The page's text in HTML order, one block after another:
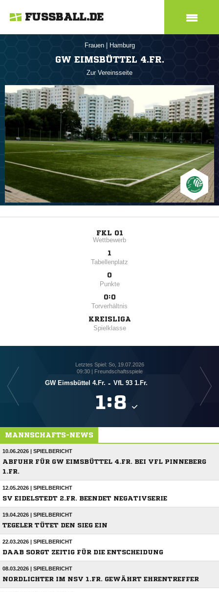
FUSSBALL.DE
Frauen Hamburg
GW EIMSBÜTTEL 4.FR.
Zur Vereinsseite
FKL 01
Wettbewerb
1
Tabellenplatz
0
Punkte
0:0
Torverhältnis
KREISLIGA
Spielklasse
Letztes Spiel: So, 19.07.2026
09:30 | Freundschaftsspiele
GW Eimsbüttel 4.Fr. - VfL 93 1.Fr.
:
MANNSCHAFTS-NEWS
10.06.2026 | SPIELBERICHT
ABFUHR FÜR GW EIMSBÜTTEL 4.FR. BEI VFL PINNEBERG
1.FR.
12.05.2026 | SPIELBERICHT
SV EIDELSTEDT 2.FR. BEENDET NEGATIVSERIE
19.04.2026 | SPIELBERICHT
TEGELER TÜTET DEN SIEG EIN
22.03.2026 | SPIELBERICHT
DAAB SORGT ZEITIG FÜR DIE ENTSCHEIDUNG
08.03.2026 | SPIELBERICHT
NORDLICHTER IM NSV 1.FR. GEWÄHRT EHRENTREFFER